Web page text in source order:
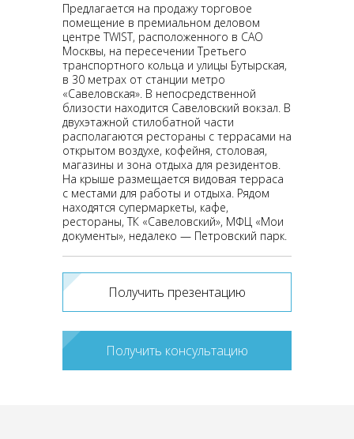
Предлагается на продажу торговое
помещение в премиальном деловом
центре TWIST, расположенного в САО
Москвы, на пересечении Третьего
транспортного кольца и улицы Бутырская,
в 30 метрах от станции метро
«Савеловская». В непосредственной
близости находится Савеловский вокзал. В
двухэтажной стилобатной части
располагаются рестораны с террасами на
открытом воздухе, кофейня, столовая,
магазины и зона отдыха для резидентов.
На крыше размещается видовая терраса
с местами для работы и отдыха. Рядом
находятся супермаркеты, кафе,
рестораны, ТК «Савеловский», МФЦ «Мои
документы», недалеко — Петровский парк.
Получить презентацию
Получить консультацию